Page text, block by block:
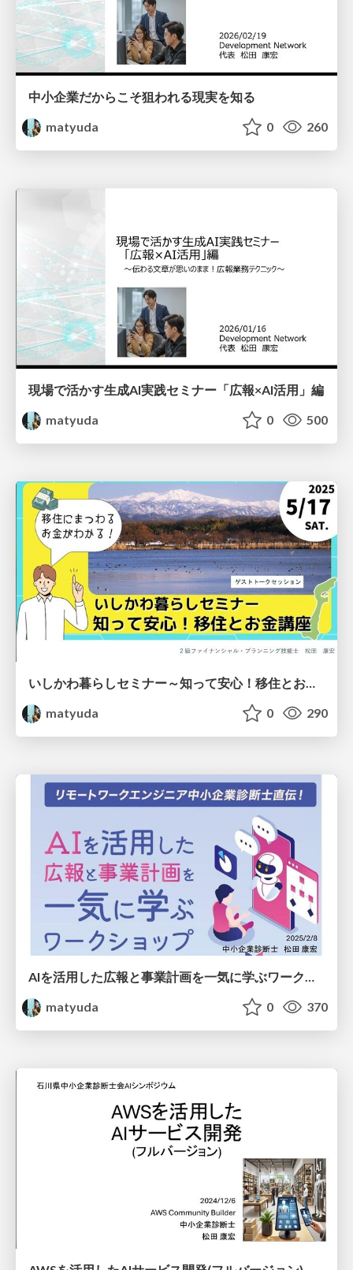
中小企業だからこそ狙われる現実を知る
matyuda
0 260
現場で活かす生成AI実践セミナー「広報×AI活用」編
matyuda
0 500
いしかわ暮らしセミナー～知って安心！移住とお金講座～
matyuda
0 290
AIを活用した広報と事業計画を一気に学ぶワークショップ
matyuda
0 370